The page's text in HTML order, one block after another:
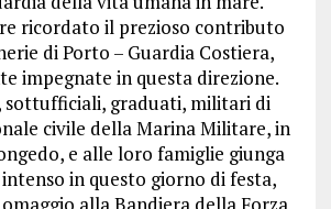
ricordato il prezioso contributo
di Porto – Guardia Costiera,
impegnate in questa direzione.
sottufficiali, graduati, militari di
civile della Marina Militare, in
e alle loro famiglie giunga
in questo giorno di festa,